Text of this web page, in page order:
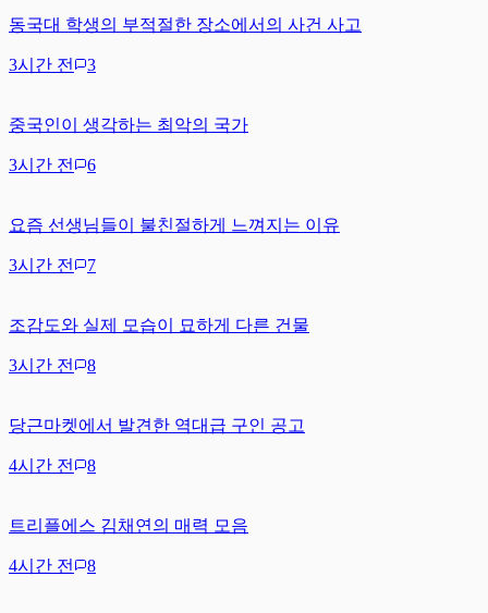
동국대 학생의 부적절한 장소에서의 사건 사고
3시간 전 3
중국인이 생각하는 최악의 국가
3시간 전 6
요즘 선생님들이 불친절하게 느껴지는 이유
3시간 전 7
조감도와 실제 모습이 묘하게 다른 건물
3시간 전 8
당근마켓에서 발견한 역대급 구인 공고
4시간 전 8
트리플에스 김채연의 매력 모음
4시간 전 8